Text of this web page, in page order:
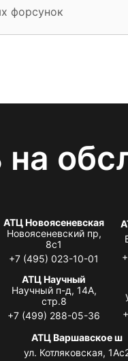
форсунок
на
АТЦ Новоясеневская
Новоясеневский пр,
8с1
+7 (495) 023-10-01
АТЦ Научный
Научный п-д, 14А,
стр.8
+7 (499) 288-05-36
АТЦ Варшавское ш
ул. Котляковская,